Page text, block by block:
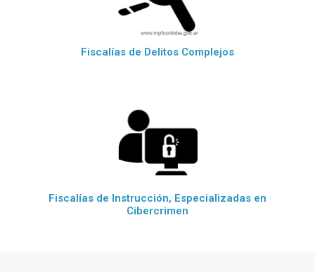
Fiscalías de Delitos Complejos
Fiscalías de Instrucción, Especializadas en
Cibercrimen